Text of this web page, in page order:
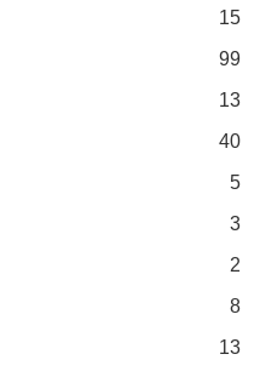
15
99
13
40
5
3
2
8
13